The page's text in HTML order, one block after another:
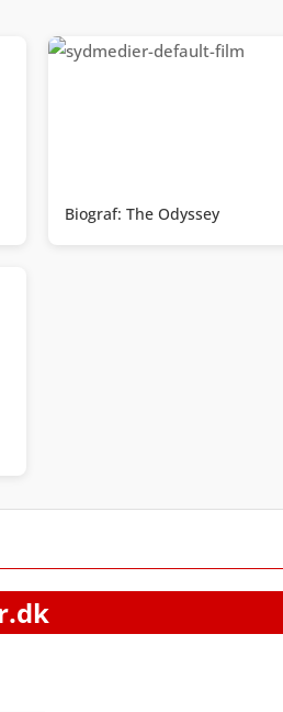
Biograf: The Odyssey